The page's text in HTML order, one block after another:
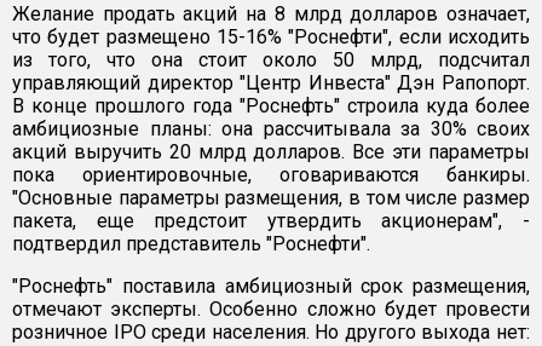
Желание продать акций на 8 млрд долларов означает,
что будет размещено 15-16% "Роснефти", если исходить
из того, что она стоит около 50 млрд, подсчитал
управляющий директор "Центр Инвеста" Дэн Рапопорт.
В конце прошлого года "Роснефть" строила куда более
амбициозные планы: она рассчитывала за 30% своих
акций выручить 20 млрд долларов. Все эти параметры
пока ориентировочные, оговариваются банкиры.
"Основные параметры размещения, в том числе размер
пакета, еще предстоит утвердить акционерам", -
подтвердил представитель "Роснефти".
"Роснефть" поставила амбициозный срок размещения,
отмечают эксперты. Особенно сложно будет провести
розничное IPO среди населения. Но другого выхода нет: